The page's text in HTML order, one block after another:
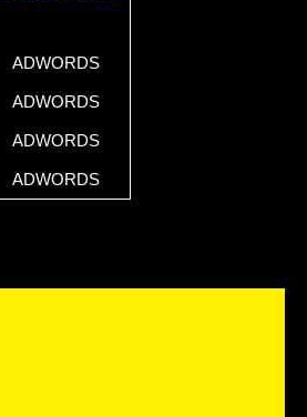
ADWORDS
ADWORDS
ADWORDS
ADWORDS